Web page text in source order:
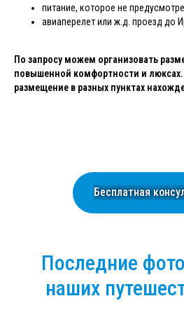
питание, которое не
авиаперелет или ж.д. проезд до
По запросу можем организовать
повышенной комфортности и
размещение в разных пунктах
Бесплатная
Последние
наших